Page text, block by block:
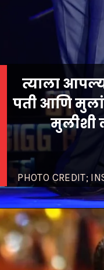
PHOTO CREDIT;
त्याला
पती आणि
मुलीशी